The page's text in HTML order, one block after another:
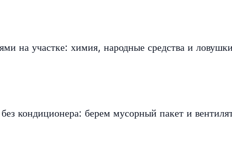
на участке: химия, народные средства и
кондиционера: берем мусорный пакет и